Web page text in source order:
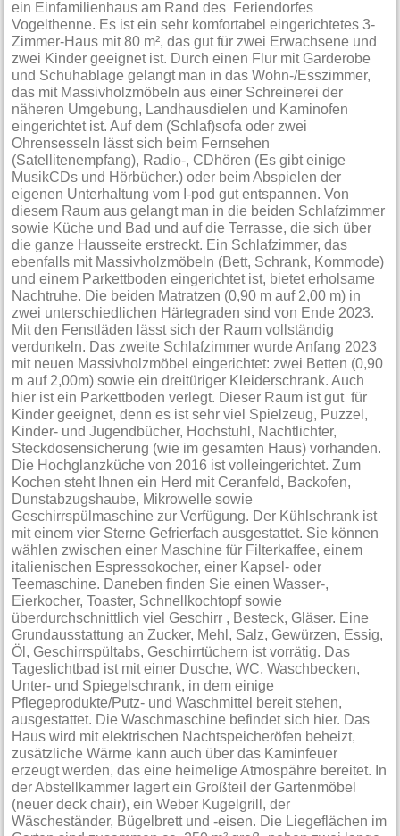
ein Einfamilienhaus am Rand des Feriendorfes
Vogelthenne. Es ist ein sehr komfortabel eingerichtetes 3-
Zimmer-Haus mit 80 m², das gut für zwei Erwachsene und
zwei Kinder geeignet ist. Durch einen Flur mit Garderobe
und Schuhablage gelangt man in das Wohn-/Esszimmer,
das mit Massivholzmöbeln aus einer Schreinerei der
näheren Umgebung, Landhausdielen und Kaminofen
eingerichtet ist. Auf dem (Schlaf)sofa oder zwei
Ohrensesseln lässt sich beim Fernsehen
(Satellitenempfang), Radio-, CDhören (Es gibt einige
MusikCDs und Hörbücher.) oder beim Abspielen der
eigenen Unterhaltung vom I-pod gut entspannen. Von
diesem Raum aus gelangt man in die beiden Schlafzimmer
sowie Küche und Bad und auf die Terrasse, die sich über
die ganze Hausseite erstreckt. Ein Schlafzimmer, das
ebenfalls mit Massivholzmöbeln (Bett, Schrank, Kommode)
und einem Parkettboden eingerichtet ist, bietet erholsame
Nachtruhe. Die beiden Matratzen (0,90 m auf 2,00 m) in
zwei unterschiedlichen Härtegraden sind von Ende 2023.
Mit den Fenstläden lässt sich der Raum vollständig
verdunkeln. Das zweite Schlafzimmer wurde Anfang 2023
mit neuen Massivholzmöbel eingerichtet: zwei Betten (0,90
m auf 2,00m) sowie ein dreitüriger Kleiderschrank. Auch
hier ist ein Parkettboden verlegt. Dieser Raum ist gut für
Kinder geeignet, denn es ist sehr viel Spielzeug, Puzzel,
Kinder- und Jugendbücher, Hochstuhl, Nachtlichter,
Steckdosensicherung (wie im gesamten Haus) vorhanden.
Die Hochglanzküche von 2016 ist volleingerichtet. Zum
Kochen steht Ihnen ein Herd mit Ceranfeld, Backofen,
Dunstabzugshaube, Mikrowelle sowie
Geschirrspülmaschine zur Verfügung. Der Kühlschrank ist
mit einem vier Sterne Gefrierfach ausgestattet. Sie können
wählen zwischen einer Maschine für Filterkaffee, einem
italienischen Espressokocher, einer Kapsel- oder
Teemaschine. Daneben finden Sie einen Wasser-,
Eierkocher, Toaster, Schnellkochtopf sowie
überdurchschnittlich viel Geschirr , Besteck, Gläser. Eine
Grundausstattung an Zucker, Mehl, Salz, Gewürzen, Essig,
Öl, Geschirrspültabs, Geschirrtüchern ist vorrätig. Das
Tageslichtbad ist mit einer Dusche, WC, Waschbecken,
Unter- und Spiegelschrank, in dem einige
Pflegeprodukte/Putz- und Waschmittel bereit stehen,
ausgestattet. Die Waschmaschine befindet sich hier. Das
Haus wird mit elektrischen Nachtspeicheröfen beheizt,
zusätzliche Wärme kann auch über das Kaminfeuer
erzeugt werden, das eine heimelige Atmospähre bereitet. In
der Abstellkammer lagert ein Großteil der Gartenmöbel
(neuer deck chair), ein Weber Kugelgrill, der
Wäscheständer, Bügelbrett und -eisen. Die Liegeflächen im